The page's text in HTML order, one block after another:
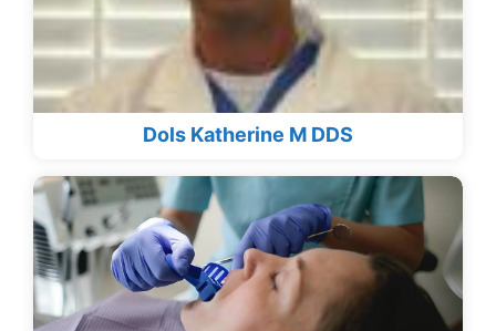
Dols Katherine M DDS